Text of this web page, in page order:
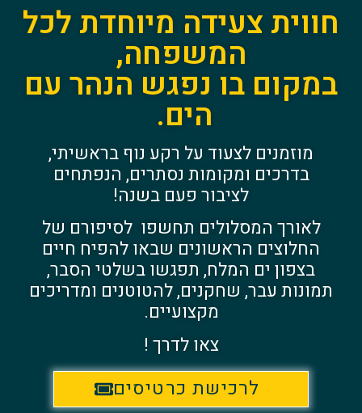
צעידה מיוחדת לכל
המשפחה,
בו נפגש הנהר עם
הים.
מוזמנים לצעוד על רקע נוף בראשיתי,
בדרכים ומקומות נסתרים, הנפתחים
לציבור פעם בשנה!
לאורך המסלולים תחשפו לסיפורם של
החלוצים הראשונים שבאו להפיח חיים
בצפון ים המלח, תפגשו בשלטי הסבר,
עבר, שחקנים, להטוטנים ומדריכים
מקצועיים.
צאו לדרך !
לרכישת כרטיסים